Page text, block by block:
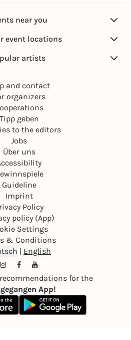
near you
event locations
artists
and contact
organizers
Tipp geben
to the editors
Jobs
Über uns
Guideline
Imprint
Policy
policy (App)
Settings
& Conditions
| English
for the
App!